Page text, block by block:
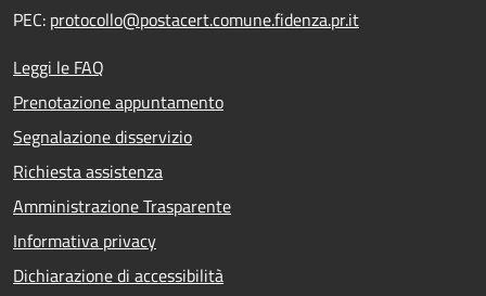
PEC: protocollo@postacert.comune.fidenza.pr.it
Leggi le FAQ
Prenotazione appuntamento
Segnalazione disservizio
Richiesta assistenza
Amministrazione Trasparente
Informativa privacy
Dichiarazione di accessibilità